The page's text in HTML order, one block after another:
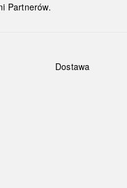
Partnerów.
Dostawa